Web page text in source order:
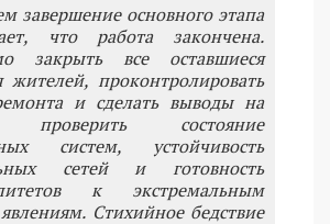
завершение основного этапа
что работа закончена.
закрыть все оставшиеся
жителей, проконтролировать
и сделать выводы на
проверить состояние
систем, устойчивость
сетей и готовность
к экстремальным
Стихийное бедствие